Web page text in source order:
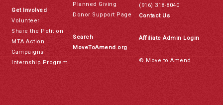
Get Involved
Volunteer
Share the Petition
MTA Action
Campaigns
Internship Program
Planned Giving
Donor Support Page
Search
MoveToAmend.org
(916) 318-8040
Contact Us
Affiliate Admin Login
© Move to Amend